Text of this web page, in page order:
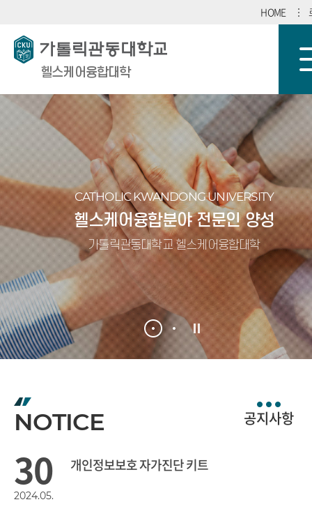
HOME
헬스케어융합대학
CATHOLIC KWANDONG UNIVERSITY
헬스케어융합분야 전문인 양성
가톨릭관동대학교 헬스케어융합대학
NOTICE
30
2024.05.
개인정보보호 자가진단 키트